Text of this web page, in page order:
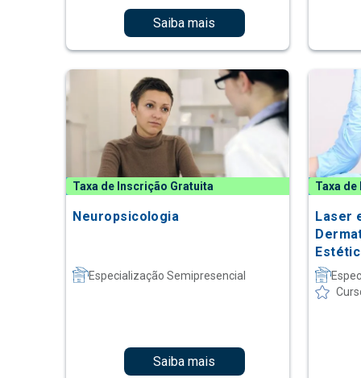
Saiba mais
Taxa de Inscrição Gratuita
Neuropsicologia
Especialização Semipresencial
Saiba mais
Taxa
Laser